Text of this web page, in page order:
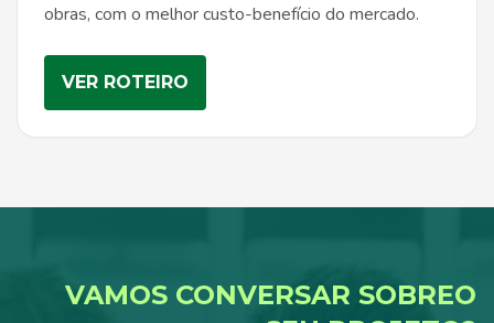
obras, com o melhor custo-benefício do mercado.
VER ROTEIRO
VAMOS CONVERSAR SOBREO